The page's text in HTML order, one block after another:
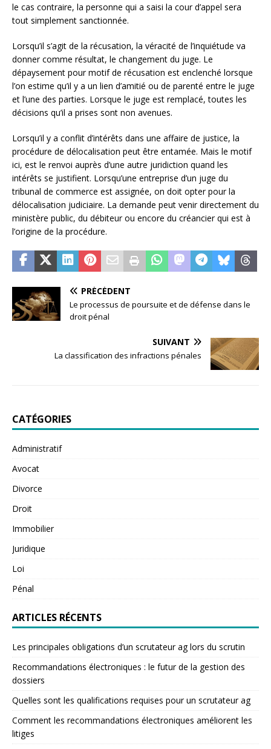
le cas contraire, la personne qui a saisi la cour d’appel sera
tout simplement sanctionnée.
Lorsqu’il s’agit de la récusation, la véracité de l’inquiétude va
donner comme résultat, le changement du juge. Le
dépaysement pour motif de récusation est enclenché lorsque
l’on estime qu’il y a un lien d’amitié ou de parenté entre le juge
et l’une des parties. Lorsque le juge est remplacé, toutes les
décisions qu’il a prises sont non avenues.
Lorsqu’il y a conflit d’intérêts dans une affaire de justice, la
procédure de délocalisation peut être entamée. Mais le motif
ici, est le renvoi auprès d’une autre juridiction quand les
intérêts se justifient. Lorsqu’une entreprise d’un juge du
tribunal de commerce est assignée, on doit opter pour la
délocalisation judiciaire. La demande peut venir directement du
ministère public, du débiteur ou encore du créancier qui est à
l’origine de la procédure.
PRÉCÉDENT
Le processus de poursuite et de défense dans le
droit pénal
SUIVANT
La classification des infractions pénales
CATÉGORIES
Administratif
Avocat
Divorce
Droit
Immobilier
Juridique
Loi
Pénal
ARTICLES RÉCENTS
Les principales obligations d’un scrutateur ag lors du scrutin
Recommandations électroniques : le futur de la gestion des
dossiers
Quelles sont les qualifications requises pour un scrutateur ag
Comment les recommandations électroniques améliorent les
litiges